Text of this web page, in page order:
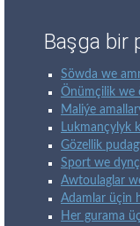
Başga bir
Söwda we
Önümçilik we
Maliýe
Lukmançylyk
Gözellik
Sport we
Awtoulaglar
Adamlar üçin
Her gurama